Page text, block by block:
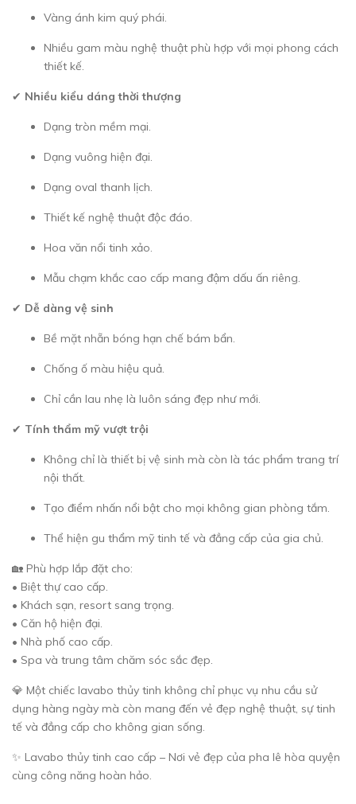
Vàng ánh kim quý phái.
Nhiều gam màu nghệ thuật phù hợp với mọi phong cách
thiết kế.
✔ Nhiều kiểu dáng thời thượng
Dạng tròn mềm mại.
Dạng vuông hiện đại.
Dạng oval thanh lịch.
Thiết kế nghệ thuật độc đáo.
Hoa văn nổi tinh xảo.
Mẫu chạm khắc cao cấp mang đậm dấu ấn riêng.
✔ Dễ dàng vệ sinh
Bề mặt nhẵn bóng hạn chế bám bẩn.
Chống ố màu hiệu quả.
Chỉ cần lau nhẹ là luôn sáng đẹp như mới.
✔ Tính thẩm mỹ vượt trội
Không chỉ là thiết bị vệ sinh mà còn là tác phẩm trang trí
nội thất.
Tạo điểm nhấn nổi bật cho mọi không gian phòng tắm.
Thể hiện gu thẩm mỹ tinh tế và đẳng cấp của gia chủ.
🏡 Phù hợp lắp đặt cho:
• Biệt thự cao cấp.
• Khách sạn, resort sang trọng.
• Căn hộ hiện đại.
• Nhà phố cao cấp.
• Spa và trung tâm chăm sóc sắc đẹp.
💎 Một chiếc lavabo thủy tinh không chỉ phục vụ nhu cầu sử
dụng hàng ngày mà còn mang đến vẻ đẹp nghệ thuật, sự tinh
tế và đẳng cấp cho không gian sống.
✨ Lavabo thủy tinh cao cấp – Nơi vẻ đẹp của pha lê hòa quyện
cùng công năng hoàn hảo.